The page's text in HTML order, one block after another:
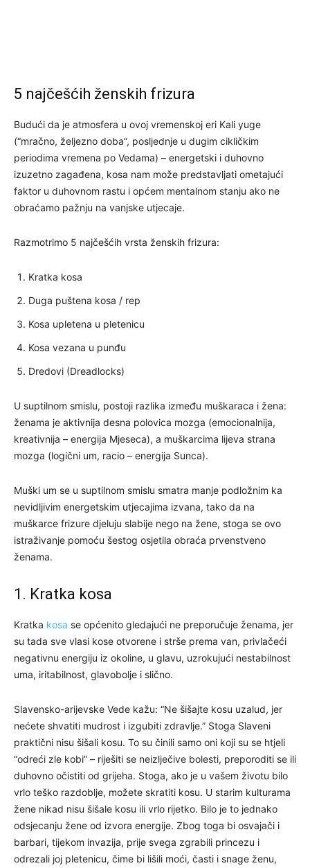
5 najčešćih ženskih frizura
Budući da je atmosfera u ovoj vremenskoj eri Kali yuge
(“mračno, željezno doba”, posljednje u dugim cikličkim
periodima vremena po Vedama) – energetski i duhovno
izuzetno zagađena, kosa nam može predstavljati ometajući
faktor u duhovnom rastu i općem mentalnom stanju ako ne
obraćamo pažnju na vanjske utjecaje.
Razmotrimo 5 najčešćih vrsta ženskih frizura:
Kratka kosa
Duga puštena kosa / rep
Kosa upletena u pletenicu
Kosa vezana u punđu
Dredovi (Dreadlocks)
U suptilnom smislu, postoji razlika između muškaraca i žena:
ženama je aktivnija desna polovica mozga (emocionalnija,
kreativnija – energija Mjeseca), a muškarcima lijeva strana
mozga (logični um, racio – energija Sunca).
Muški um se u suptilnom smislu smatra manje podložnim ka
nevidljivim energetskim utjecajima izvana, tako da na
muškarce frizure djeluju slabije nego na žene, stoga se ovo
istraživanje pomoću šestog osjetila obraća prvenstveno
ženama.
1. Kratka kosa
Kratka kosa se općenito gledajući ne preporučuje ženama, jer
su tada sve vlasi kose otvorene i strše prema van, privlačeći
negativnu energiju iz okoline, u glavu, uzrokujući nestabilnost
uma, iritabilnost, glavobolje i slično.
Slavensko-arijevske Vede kažu: “Ne šišajte kosu uzalud, jer
nećete shvatiti mudrost i izgubiti zdravlje.” Stoga Slaveni
praktični nisu šišali kosu. To su činili samo oni koji su se htjeli
“odreći zle kobi” – riješiti se neizlječive bolesti, preporoditi se ili
duhovno očistiti od grijeha. Stoga, ako je u vašem životu bilo
vrlo teško razdoblje, možete skratiti kosu. U starim kulturama
žene nikad nisu šišale kosu ili vrlo rijetko. Bilo je to jednako
odsjecanju žene od izvora energije. Zbog toga bi osvajači i
barbari, tijekom invazija, prije svega zgrabili princezu i
odrezali joj pletenicu, čime bi lišili moći, časti i snage ženu,